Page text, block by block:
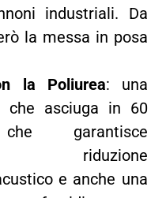
industriali. Da
la messa in posa
la Poliurea: una
che asciuga in 60
garantisce
riduzione
e anche una